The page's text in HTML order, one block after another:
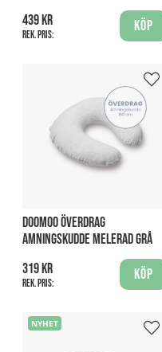
439 kr
Rek. pris:
Köp
DOOMOO ÖVERDRAG
AMNINGSKUDDE MELERAD GRÅ
319 kr
Rek. pris:
Köp
NYHET